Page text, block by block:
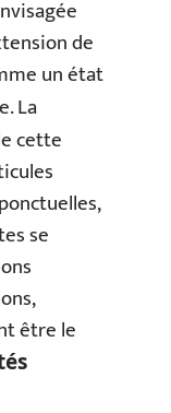
de
un état
La
cette
se
être le